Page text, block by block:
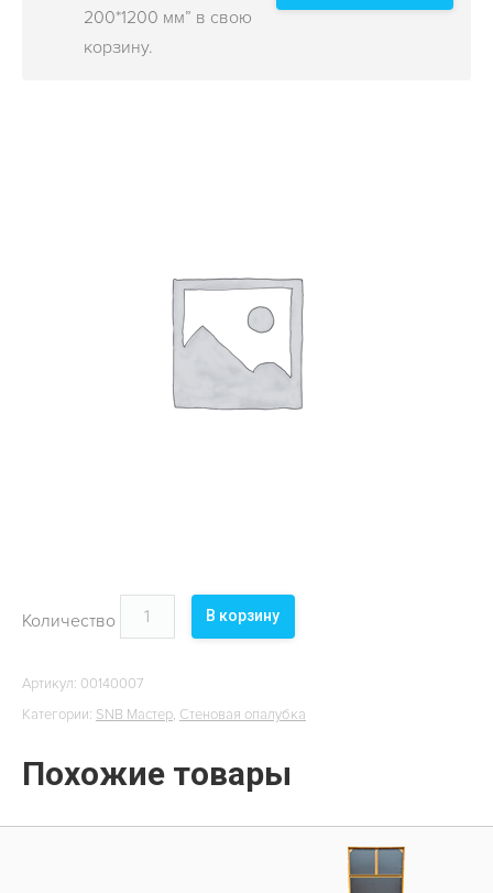
200*1200 мм” в свою
корзину.
Количество В корзину
Артикул: 00140007
Категории: SNB Мастер, Стеновая опалубка
Похожие товары